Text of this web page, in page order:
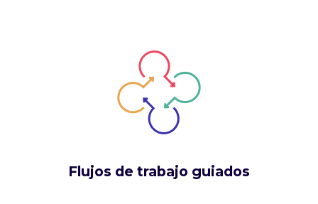
Flujos de trabajo guiados